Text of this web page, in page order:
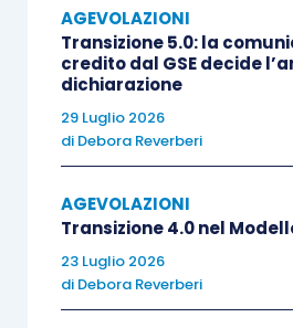
agevolabili,
dovute (l’eventuale
creditnon utilizzato
nei periodi di imposta
dell’11 ottobre 2022
l’istanzadeve
telematicamente
AGEVOLAZIONI
Transizione 5.0: la
credito dal GSE decide
dichiarazione
29 Luglio 2026
di Debora Reverberi
AGEVOLAZIONI
Transizione 4.0 nel
23 Luglio 2026
di Debora Reverberi